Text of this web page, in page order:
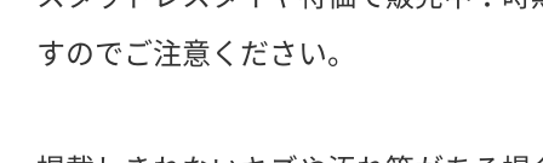
すのでご注意ください。